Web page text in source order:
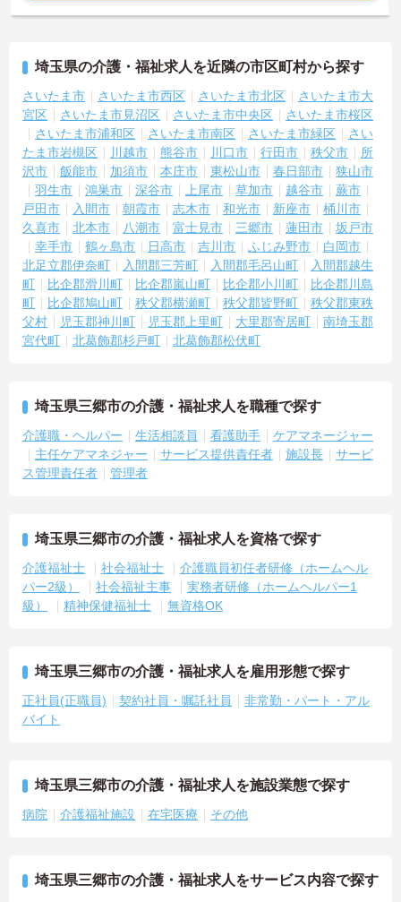
埼玉県の介護・福祉求人を近隣の市区町村から探す
さいたま市 さいたま市西区 さいたま市北区
さいたま市大
宮区
さいたま市見沼区 さいたま市中央区
さいたま市桜区
さいたま市浦和区
さいたま市南区 さいたま市緑区
さい
たま市岩槻区
川越市 熊谷市 川口市 行田市 秩父市
所
沢市
飯能市 加須市 本庄市 東松山市 春日部市
狭山市
羽生市
鴻巣市 深谷市 上尾市 草加市 越谷市
蕨市
戸田市
入間市 朝霞市 志木市 和光市 新座市
桶川市
久喜市
北本市 八潮市 富士見市 三郷市 蓮田市
坂戸市
幸手市
鶴ヶ島市 日高市 吉川市 ふじみ野市
白岡市
北足立郡伊奈町
入間郡三芳町 入間郡毛呂山町
入間郡越生
町
比企郡滑川町 比企郡嵐山町 比企郡小川町
比企郡川島
町
比企郡鳩山町 秩父郡横瀬町 秩父郡皆野町
秩父郡東秩
父村
児玉郡神川町 児玉郡上里町 大里郡寄居町
南埼玉郡
宮代町
北葛飾郡杉戸町 北葛飾郡松伏町
埼玉県三郷市の介護・福祉求人を職種で探す
介護職・ヘルパー 生活相談員 看護助手
ケアマネージャー
主任ケアマネジャー
サービス提供責任者 施設長
サービ
ス管理責任者
管理者
埼玉県三郷市の介護・福祉求人を資格で探す
介護福祉士 社会福祉士
介護職員初任者研修（ホームヘル
パー2級）
社会福祉主事
実務者研修（ホームヘルパー1
級）
精神保健福祉士 無資格OK
埼玉県三郷市の介護・福祉求人を雇用形態で探す
正社員(正職員) 契約社員・嘱託社員
非常勤・パート・アル
バイト
埼玉県三郷市の介護・福祉求人を施設業態で探す
病院 介護福祉施設 在宅医療 その他
埼玉県三郷市の介護・福祉求人をサービス内容で探す